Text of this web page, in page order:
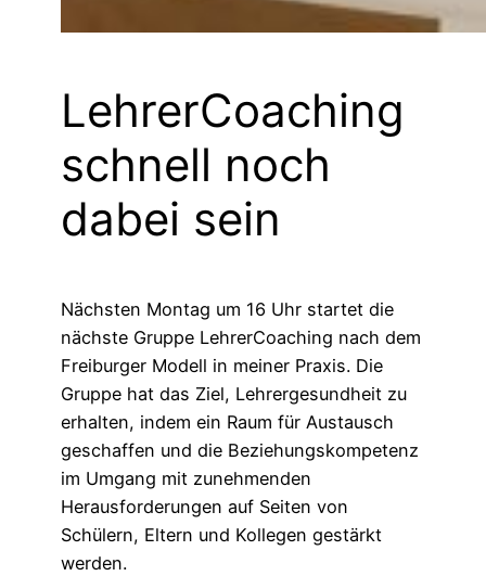
LehrerCoaching
schnell noch
dabei sein
Nächsten Montag um 16 Uhr startet die
nächste Gruppe LehrerCoaching nach dem
Freiburger Modell in meiner Praxis. Die
Gruppe hat das Ziel, Lehrergesundheit zu
erhalten, indem ein Raum für Austausch
geschaffen und die Beziehungskompetenz
im Umgang mit zunehmenden
Herausforderungen auf Seiten von
Schülern, Eltern und Kollegen gestärkt
werden.